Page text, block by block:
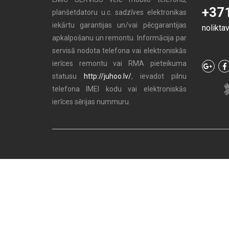
planšetdatoru u.c. sadzīves elektronikas
iekārtu garantijas un/vai pēcgarantijas
apkalpošanu un remontu. Informācija par
servisā nodota telefona vai elektroniskās
ierīces remontu vai RMA pieteikuma
statusu
http://juhoo.lv/, ievadot pilnu
telefona IMEI kodu vai elektroniskās
ierīces sērijas nummuru.